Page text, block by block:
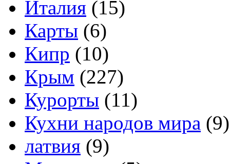
Италия (15)
Карты (6)
Кипр (10)
Крым (227)
Курорты (11)
Кухни народов мира (9)
латвия (9)